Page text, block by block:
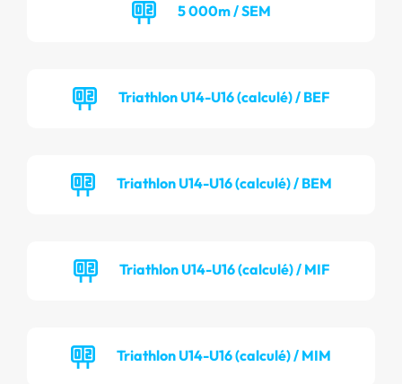
5 000m / SEM
Triathlon U14-U16 (calculé) / BEF
Triathlon U14-U16 (calculé) / BEM
Triathlon U14-U16 (calculé) / MIF
Triathlon U14-U16 (calculé) / MIM